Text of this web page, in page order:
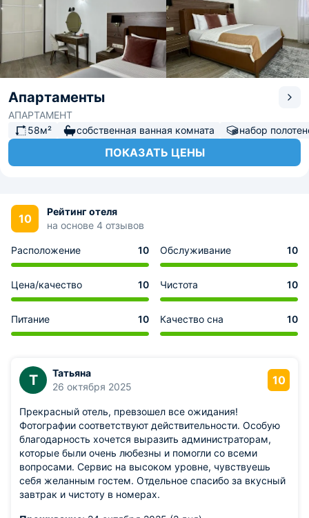
Апартаменты
АПАРТАМЕНТ
58м²
собственная ванная комната набор
ПОКАЗАТЬ ЦЕНЫ
10
Рейтинг отеля
на основе 4 отзывов
Расположение 10 Обслуживание 10
Цена/качество 10 Чистота 10
Питание 10 Качество сна 10
Т
Татьяна
26 октября 2025
10
Прекрасный отель, превзошел все ожидания!
Фотографии соответствуют действительности. Особую
благодарность хочется выразить администраторам,
которые были очень любезны и помогли со всеми
вопросами. Сервис на высоком уровне, чувствуешь
себя желанным гостем. Отдельное спасибо за вкусный
завтрак и чистоту в номерах.